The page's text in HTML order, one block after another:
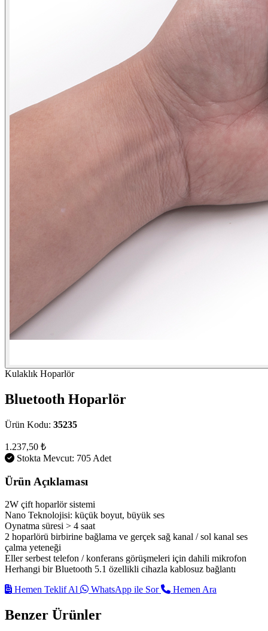
Kulaklık Hoparlör
Bluetooth Hoparlör
Ürün Kodu: 35235
1.237,50 ₺
Stokta Mevcut: 705 Adet
Ürün Açıklaması
2W çift hoparlör sistemi
Nano Teknolojisi: küçük boyut, büyük ses
Oynatma süresi > 4 saat
2 hoparlörü birbirine bağlama ve gerçek sağ kanal / sol kanal ses
çalma yeteneği
Eller serbest telefon / konferans görüşmeleri için dahili mikrofon
Herhangi bir Bluetooth 5.1 özellikli cihazla kablosuz bağlantı
Hemen Teklif Al
WhatsApp ile Sor Hemen Ara
Benzer Ürünler